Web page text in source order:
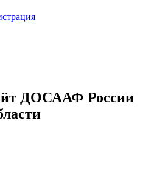
ДОСААФ России